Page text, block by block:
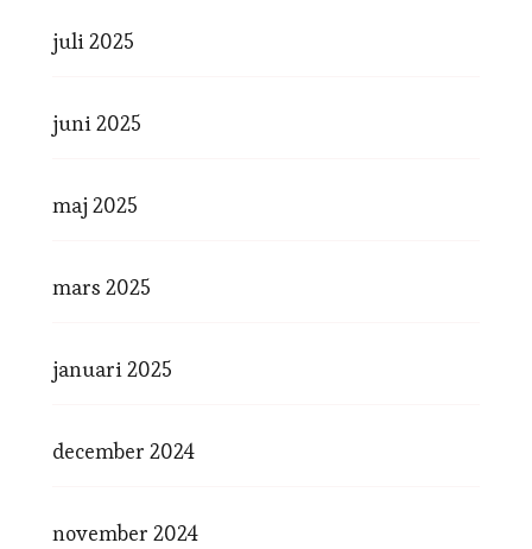
juli 2025
juni 2025
maj 2025
mars 2025
januari 2025
december 2024
november 2024